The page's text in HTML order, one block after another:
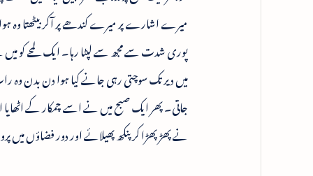
میرے اشارے پر میرے کندھے پر آکر بیٹھتا وہ
پوری شدت سے مجھ سے لپٹا رہا۔ ایک لمحے کو
میں دیر تک سوچتی رہی جانے کیا ہوا دن بدن وہ
جاتی۔ پھر ایک صبح میں نے اسے چمکار کے
نے پھڑپھڑا کر پنکھ پھیلائے اور دور فضاؤں